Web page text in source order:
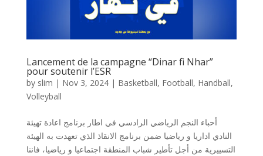
Lancement de la campagne “Dinar fi Nhar”
pour soutenir l’ESR
by slim | Nov 3, 2024| Basketball, Football, Handball,
Volleyball
أحباء النجم الرياضي الرادسي في اطار برنامج اعادة تهيئة
النادي اداريا و رياضيا ضمن برنامج الانقاذ الذي تعهدت به الهيئة
التسييرية من أجل تأطير شباب المنطقة اجتماعيا و رياضيا، فاننا